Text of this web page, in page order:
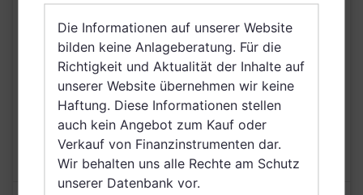
VERTRIEBSZULASSUNG
Deutschland, Spanien,
Italien, Luxemburg,
Österreich, Schweiz,
Irland, Belgien, Brunei
Darussalam
AUSGABEAUFSCHLAG 3,00%
MAX. LAUFENDE
KOSTEN
2,25%
Die Informationen auf unserer Website
bilden keine Anlageberatung. Für die
Richtigkeit und Aktualität der Inhalte auf
unserer Website übernehmen wir keine
Haftung. Diese Informationen stellen
auch kein Angebot zum Kauf oder
Verkauf von Finanzinstrumenten dar.
Wir behalten uns alle Rechte am Schutz
unserer Datenbank vor.